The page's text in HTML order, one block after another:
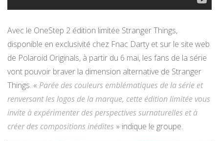
Avec le OneStep 2 édition limitée Stranger Things,
disponible en exclusivité chez Fnac Darty et sur le site web
de Polaroid Originals, à partir du 6 mai, les fans de la série
vont pouvoir braver la dimension alternative de Stranger
Things. « Parée des couleurs emblématiques de la série et
renversant les logos de la marque, cette édition limitée vous
invite à expérimenter des perspectives surnaturelles et à
créer des compositions inédites » indique le groupe.